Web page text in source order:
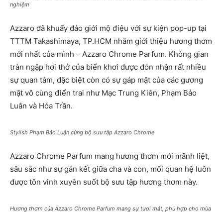
nghiệm
Azzaro đã khuấy đảo giới mộ điệu với sự kiện pop-up tại
TTTM Takashimaya, TP.HCM nhằm giới thiệu hương thơm
mới nhất của mình – Azzaro Chrome Parfum. Không gian
tràn ngập hơi thở của biển khơi được đón nhận rất nhiều
sự quan tâm, đặc biệt còn có sự gáp mặt của các gương
mặt vô cùng điển trai như Mạc Trung Kiên, Phạm Bảo
Luân và Hóa Trần.
Stylish Phạm Bảo Luận cùng bộ sưu tập Azzaro Chrome
Azzaro Chrome Parfum mang hương thơm mới mãnh liệt,
sâu sắc như sự gắn kết giữa cha và con, mối quan hệ luôn
được tôn vinh xuyên suốt bộ sưu tập hương thơm này.
Hương thơm của Azzaro Chrome Parfum mang sự tươi mát, phù hợp cho mùa